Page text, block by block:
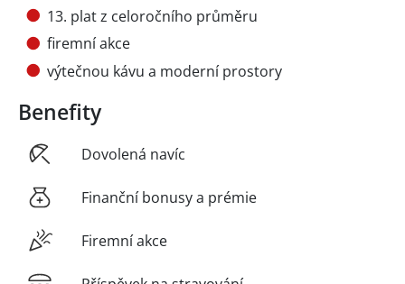
13. plat z celoročního průměru
firemní akce
výtečnou kávu a moderní prostory
Benefity
Dovolená navíc
Finanční bonusy a prémie
Firemní akce